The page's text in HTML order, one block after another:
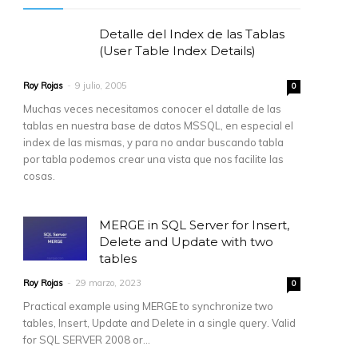
Detalle del Index de las Tablas
(User Table Index Details)
Roy Rojas - 9 julio, 2005 0
Muchas veces necesitamos conocer el datalle de las
tablas en nuestra base de datos MSSQL, en especial el
index de las mismas, y para no andar buscando tabla
por tabla podemos crear una vista que nos facilite las
cosas.
MERGE in SQL Server for Insert,
Delete and Update with two
tables
Roy Rojas - 29 marzo, 2023 0
Practical example using MERGE to synchronize two
tables, Insert, Update and Delete in a single query. Valid
for SQL SERVER 2008 or...